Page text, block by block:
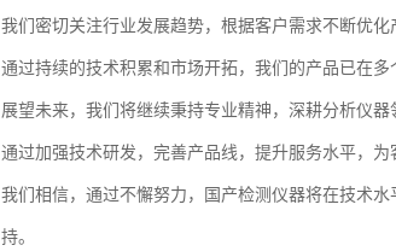
我们密切关注行业发展趋势，根据客户需求不断优化
通过持续的技术积累和市场开拓，我们的产品已在
展望未来，我们将继续秉持专业精神，深耕分析仪器
通过加强技术研发，完善产品线，提升服务水平，为
我们相信，通过不懈努力，国产检测仪器将在技术
持。